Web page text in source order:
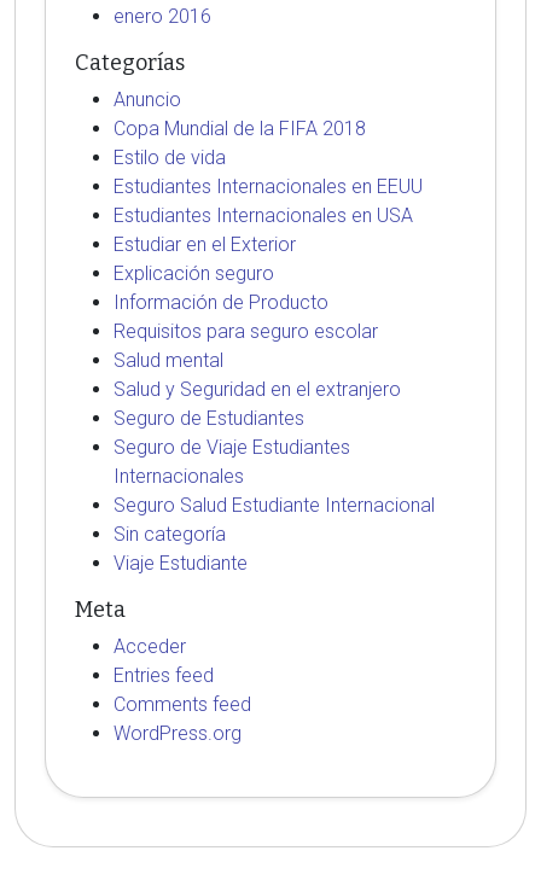
enero 2016
Categorías
Anuncio
Copa Mundial de la FIFA 2018
Estilo de vida
Estudiantes Internacionales en EEUU
Estudiantes Internacionales en USA
Estudiar en el Exterior
Explicación seguro
Información de Producto
Requisitos para seguro escolar
Salud mental
Salud y Seguridad en el extranjero
Seguro de Estudiantes
Seguro de Viaje Estudiantes
Internacionales
Seguro Salud Estudiante Internacional
Sin categoría
Viaje Estudiante
Meta
Acceder
Entries feed
Comments feed
WordPress.org